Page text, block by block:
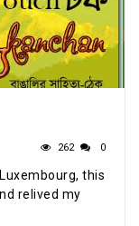
262 0
this
relived my